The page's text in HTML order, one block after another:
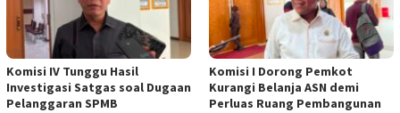
Komisi IV Tunggu Hasil
Investigasi Satgas soal Dugaan
Pelanggaran SPMB
Komisi I Dorong Pemkot
Kurangi Belanja ASN demi
Perluas Ruang Pembangunan